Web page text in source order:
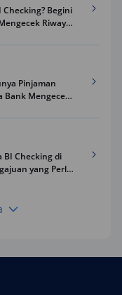
Checking? Begini
Riwayat
Pinjaman
Bank Mengecek
BI Checking di
yang Perlu